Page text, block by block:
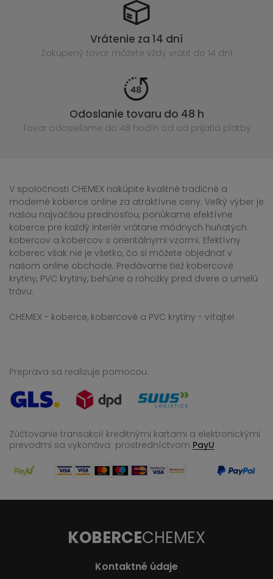
Vrátenie za 14 dní
Zakúpený tovar môžete vždy vrátiť do 14 dní
Odoslanie tovaru do 48 h
Tovar odosielame do 48 hodín od od prijatia platby
V spoločnosti CHEMEX nakúpite kvalitné tradičné a
moderné koberce online za atraktívne ceny. Veľký výber je
našou najväčšou prednosťou, ponúkame efektívne
koberce pre každý interiér vrátane módnych huňatých
kobercov a kobercov s orientálnymi vzormi. Efektívny
koberec však nie je všetko, čo si môžete objednať v
našom online obchode. Predávame tiež kobercové
krytiny, PVC krytiny, behúne a rohožky pred dvere a umelú
trávu.
CHEMEX - koberce, kobercové a PVC krytiny - vítajte!
Preprava sa realizuje pomocou:
Zúčtovanie transakcií kreditnými kartami a elektronickými
prevodmi sa vykonáva prostredníctvom PayU
KOBERCECHEMEX
Kontaktné údaje